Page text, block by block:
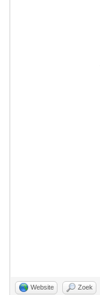
Website Zoek